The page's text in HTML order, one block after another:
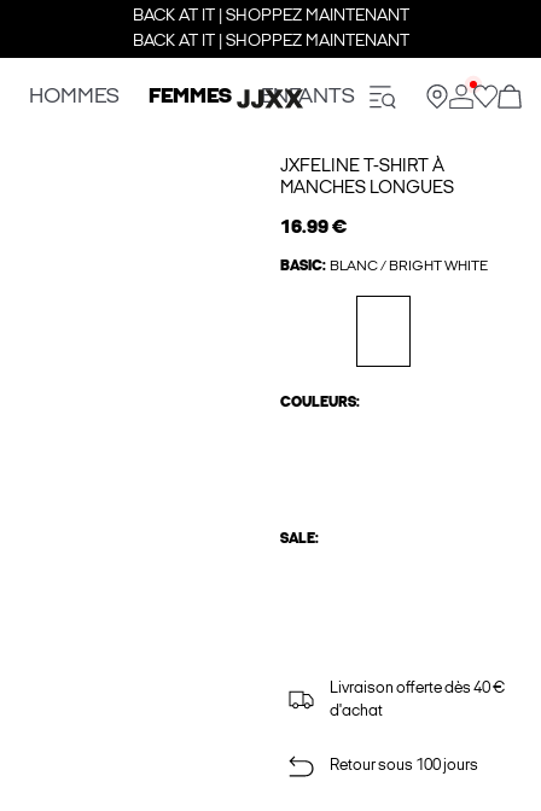
BACK AT IT | SHOPPEZ MAINTENANT
BACK AT IT | SHOPPEZ MAINTENANT
HOMMES FEMMES ENFANTS
JXFELINE T-SHIRT À
MANCHES LONGUES
16.99 €
BASIC: BLANC / BRIGHT WHITE
COULEURS:
SALE:
Livraison offerte dès 40 €
d'achat
Retour sous 100 jours